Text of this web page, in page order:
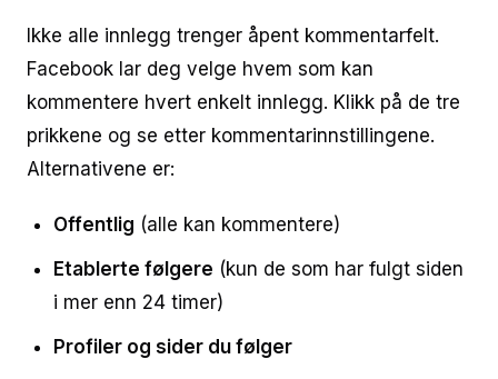
Ikke alle innlegg trenger åpent kommentarfelt.
Facebook lar deg velge hvem som kan
kommentere hvert enkelt innlegg. Klikk på de tre
prikkene og se etter kommentarinnstillingene.
Alternativene er:
Offentlig (alle kan kommentere)
Etablerte følgere (kun de som har fulgt siden
i mer enn 24 timer)
Profiler og sider du følger